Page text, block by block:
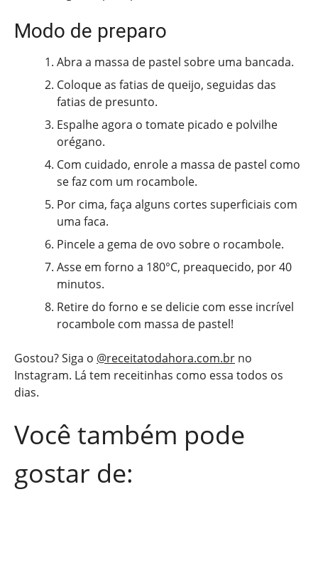
Modo de preparo
Abra a massa de pastel sobre uma bancada.
Coloque as fatias de queijo, seguidas das
fatias de presunto.
Espalhe agora o tomate picado e polvilhe
orégano.
Com cuidado, enrole a massa de pastel como
se faz com um rocambole.
Por cima, faça alguns cortes superficiais com
uma faca.
Pincele a gema de ovo sobre o rocambole.
Asse em forno a 180°C, preaquecido, por 40
minutos.
Retire do forno e se delicie com esse incrível
rocambole com massa de pastel!
Gostou? Siga o @receitatodahora.com.br no
Instagram. Lá tem receitinhas como essa todos os
dias.
Você também pode
gostar de: